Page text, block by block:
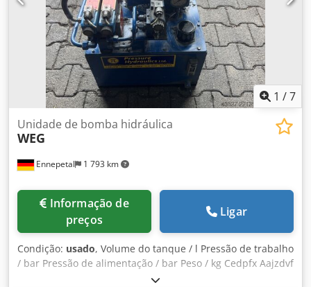
1 /7
Ennepetal 1 793 km
Unidade de bomba hidráulica
WEG
preços
Ligar
Condição: usado, Volume do tanque / l Pressão de trabalho
/ bar Pressão de alimentação / bar Peso / kg Cedpfx Aajzdvf
Ismoha Espaço necessário aprox. / m